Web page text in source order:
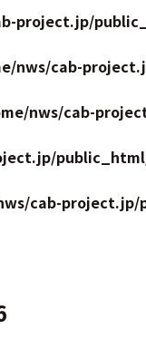
project.jp/
nws/cab-
nws/cab-
cab-